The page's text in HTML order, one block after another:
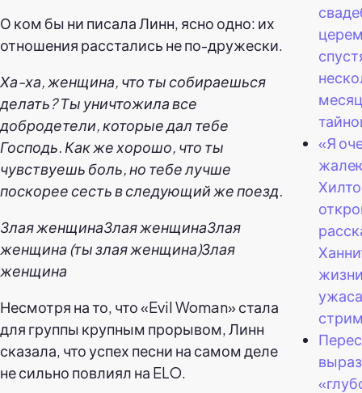
О ком бы ни писала Линн, ясно одно: их
отношения расстались не по-дружески.
Ха-ха, женщина, что ты собираешься
делать? Ты уничтожила все
добродетели, которые дал тебе
Господь. Как же хорошо, что ты
чувствуешь боль, но тебе лучше
поскорее сесть в следующий же поезд.
Злая женщинаЗлая женщинаЗлая
женщина (ты злая женщина)Злая
женщина
Несмотря на то, что «Evil Woman» стала
для группы крупным прорывом, Линн
сказала, что успех песни на самом деле
не сильно повлиял на ELO.
«Я